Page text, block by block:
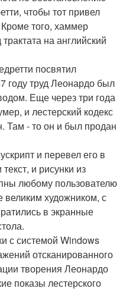
чтобы тот привел
того, хаммер
на английский
посвятил
году труд Леонардо был
Еще через три года
и лестерский кодекс
Там - то он и был продан
и перевел его в
и рисунки из
любому пользователю
великим художником, с
в экранные
с системой Windows
отсканированного
творения Леонардо
показы лестерского